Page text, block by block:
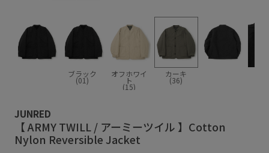
ブラック
(01)
オフホワイ
ト
(15)
カーキ
(36)
JUNRED
【 ARMY TWILL / アーミーツイル 】Cotton
Nylon Reversible Jacket